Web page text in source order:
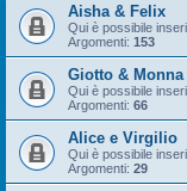
Aisha & Felix
Qui è possibile
Argomenti: 153
Giotto & Monna
Qui è possibile
Argomenti: 66
Alice e Virgilio
Qui è possibile
Argomenti: 29